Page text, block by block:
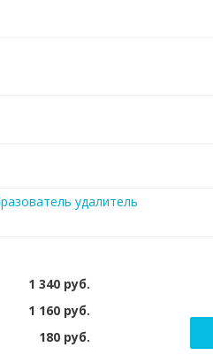
удалитель
1 340 руб.
1 160 руб.
180 руб.